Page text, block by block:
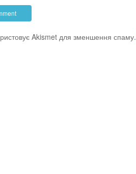
Akismet для зменшення спаму.